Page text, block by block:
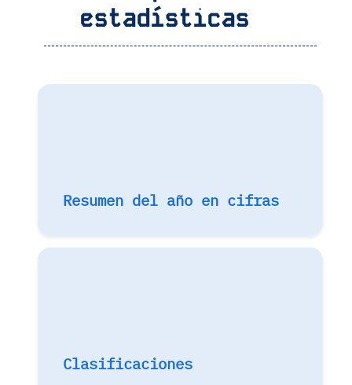
estadísticas
Resumen del año en cifras
Clasificaciones